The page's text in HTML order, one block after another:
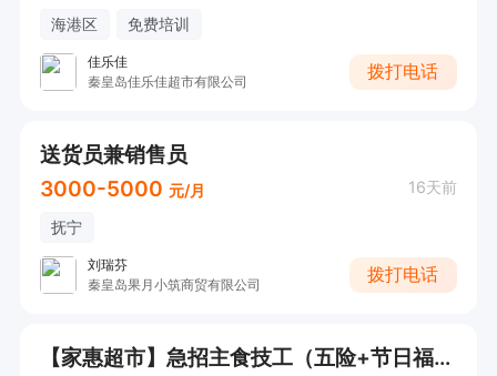
海港区 免费培训
佳乐佳
秦皇岛佳乐佳超市有限公司
拨打电话
送货员兼销售员
3000-5000 元/月 16天前
抚宁
刘瑞芬
秦皇岛果月小筑商贸有限公司
拨打电话
【家惠超市】急招主食技工（五险+节日福利）